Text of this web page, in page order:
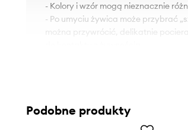
- Kolory i wzór mogą nieznacznie
- Po umyciu żywica może przybrać
można przywrócić, delikatnie
Podobne produkty